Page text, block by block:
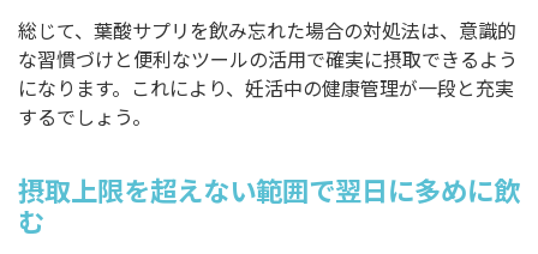
総じて、葉酸サプリを飲み忘れた場合の対処法は、意識的
な習慣づけと便利なツールの活用で確実に摂取できるよう
になります。これにより、妊活中の健康管理が一段と充実
するでしょう。
摂取上限を超えない範囲で翌日に多めに飲
む